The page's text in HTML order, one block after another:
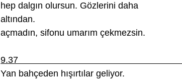
hep dalgın olursun. Gözlerini daha
altından.
açmadın, sifonu umarım çekmezsin.
9.37
Yan bahçeden hışırtılar geliyor.